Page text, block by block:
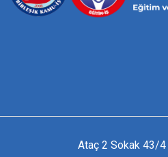
Ataç 2 Sokak 43/4